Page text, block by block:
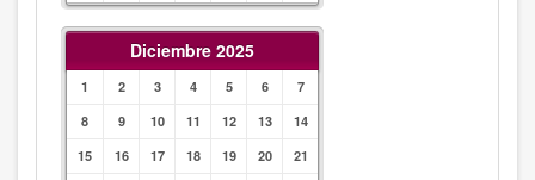
Diciembre 2025
1 2 3 4 5 6
7
8
9 10 11 12 13
14
15
16 17 18 19 20
21